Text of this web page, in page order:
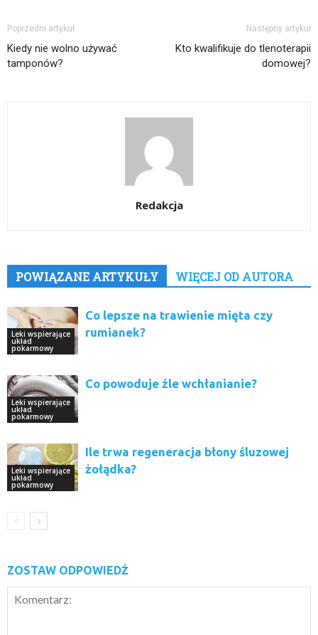
Poprzedni artykuł
Kiedy nie wolno używać
tamponów?
Następny artykuł
Kto kwalifikuje do tlenoterapii
domowej?
Redakcja
POWIĄZANE ARTYKUŁY WIĘCEJ OD AUTORA
Leki wspierające
układ
pokarmowy
Co lepsze na trawienie mięta czy
rumianek?
Leki wspierające
układ
pokarmowy
Co powoduje źle wchłanianie?
Leki wspierające
układ
pokarmowy
Ile trwa regeneracja błony śluzowej
żołądka?
ZOSTAW ODPOWIEDŹ